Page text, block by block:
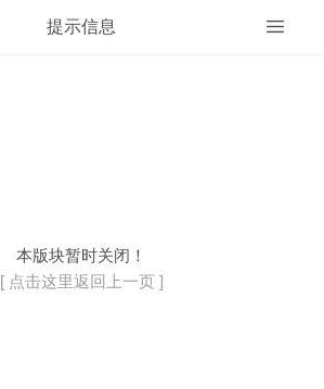
提示信息
本版块暂时关闭！
[ 点击这里返回上一页 ]